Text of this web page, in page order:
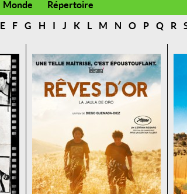
Monde
Répertoire
E F G H I J K L M N O P Q R